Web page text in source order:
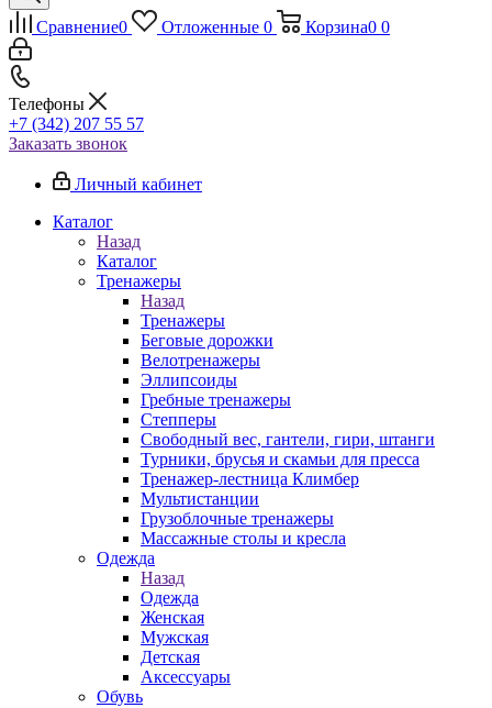
Сравнение0 Отложенные 0 Корзина0 0
Телефоны
+7 (342) 207 55 57
Заказать звонок
Личный кабинет
Каталог
Назад
Каталог
Тренажеры
Назад
Тренажеры
Беговые дорожки
Велотренажеры
Эллипсоиды
Гребные тренажеры
Степперы
Свободный вес, гантели, гири, штанги
Турники, брусья и скамьи для пресса
Тренажер-лестница Климбер
Мультистанции
Грузоблочные тренажеры
Массажные столы и кресла
Одежда
Назад
Одежда
Женская
Мужская
Детская
Аксессуары
Обувь